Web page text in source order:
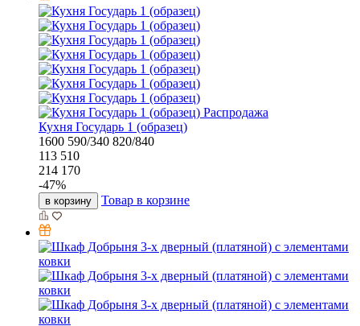
Распродажа
Кухня Государь 1 (образец)
1600 590/340 820/840
113 510
214 170
-47%
в корзину Товар в корзине